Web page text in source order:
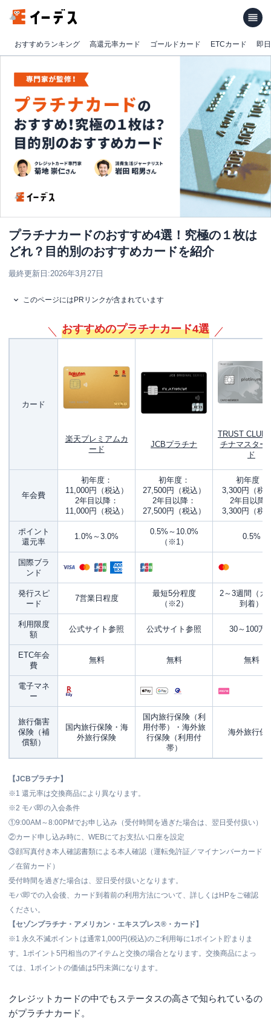
おすすめランキング 高還元率カード ゴールドカード ETCカード 即
プラチナカードのおすすめ4選！究極の１枚は
どれ？目的別のおすすめカードを紹介
最終更新日:2026年3月27日
このページにはPRリンクが含まれています
おすすめのプラチナカード4選
カード
楽天プレミアムカ
ード
JCBプラチナ
TRUST CLUB
チナマスター
ド
年会費
初年度：
11,000円（税込）
2年目以降：
11,000円（税込）
初年度：
27,500円（税込）
2年目以降：
27,500円（税込）
初年度：
3,300円（税
2年目以降
3,300円（税
ポイント
還元率
1.0%～3.0%
0.5%～10.0%
（※1）
0.5%
国際ブラ
ンド
発行スピ
ード
7営業日程度
最短5分程度
（※2）
2～3週間（カ
到着）
利用限度
額
公式サイト参照 公式サイト参照 30～100万
ETC年会
費
無料 無料 無料
電子マネ
ー
旅行傷害
保険（補
償額）
国内旅行保険・海
外旅行保険
国内旅行保険（利
用付帯）・海外旅
行保険（利用付
帯）
海外旅行保
【JCBプラチナ】
※1 還元率は交換商品により異なります。
※2 モバ即の入会条件
①9:00AM～8:00PMでお申し込み（受付時間を過ぎた場合は、翌日受付扱い）
②カード申し込み時に、WEBにてお支払い口座を設定
③顔写真付き本人確認書類による本人確認（運転免許証／マイナンバーカード
／在留カード）
受付時間を過ぎた場合は、翌日受付扱いとなります。
モバ即での入会後、カード到着前の利用方法について、詳しくはHPをご確認
ください。
【セゾンプラチナ・アメリカン・エキスプレス®・カード】
※1 永久不滅ポイントは通常1,000円(税込)のご利用毎に1ポイント貯まりま
す。1ポイント5円相当のアイテムと交換の場合となります。交換商品によっ
ては、1ポイントの価値は5円未満になります。
クレジットカードの中でもステータスの高さで知られているの
がプラチナカード。